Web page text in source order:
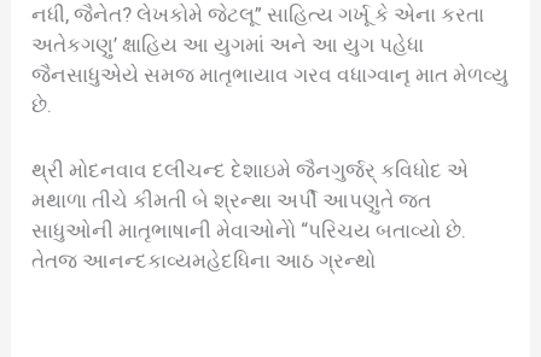
નધી, જૈનેત? લેખકોમે જેટલૂ” સાહિત્ય ગર્ખૂ કે એના કરતા
અતેકગણુ’ ક્ષાહિય આ યુગમાં અને આ યુગ પહેધા
જૈનસાધુએયે સમજ માતૃભાયાવ ગરવ વધાગ્વાનૃ માત મેળવ્યુ
છે.
થ્રી મોદનવાવ દલીચન્દ દેશાઇમે જૈનગુર્જર્‌ કવિધોદ એ
મથાળા તીચે કીમતી બે શ્રન્થા અર્પી આપણુતે જત
સાધુઓની માતૃભાષાની મેવાઓનેો “પરિચય બતાવ્યો છે.
તેતજ આનન્દકાવ્યમહેદધિના આઠ ગ્રન્થો